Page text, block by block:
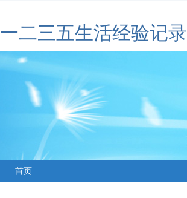
一二三五生活经验记录
首页